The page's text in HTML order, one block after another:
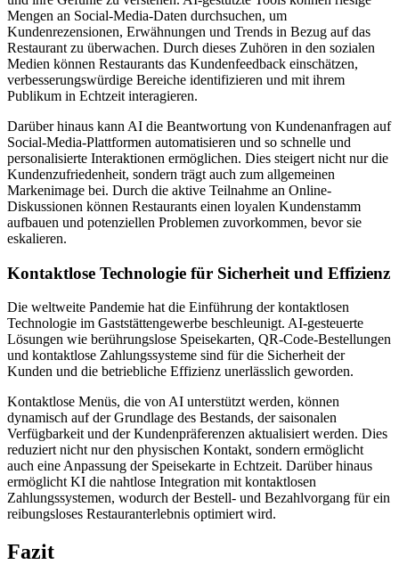
Mengen an Social-Media-Daten durchsuchen, um
Kundenrezensionen, Erwähnungen und Trends in Bezug auf das
Restaurant zu überwachen. Durch dieses Zuhören in den sozialen
Medien können Restaurants das Kundenfeedback einschätzen,
verbesserungswürdige Bereiche identifizieren und mit ihrem
Publikum in Echtzeit interagieren.
Darüber hinaus kann AI die Beantwortung von Kundenanfragen auf
Social-Media-Plattformen automatisieren und so schnelle und
personalisierte Interaktionen ermöglichen. Dies steigert nicht nur die
Kundenzufriedenheit, sondern trägt auch zum allgemeinen
Markenimage bei. Durch die aktive Teilnahme an Online-
Diskussionen können Restaurants einen loyalen Kundenstamm
aufbauen und potenziellen Problemen zuvorkommen, bevor sie
eskalieren.
Kontaktlose Technologie für Sicherheit und Effizienz
Die weltweite Pandemie hat die Einführung der kontaktlosen
Technologie im Gaststättengewerbe beschleunigt. AI-gesteuerte
Lösungen wie berührungslose Speisekarten, QR-Code-Bestellungen
und kontaktlose Zahlungssysteme sind für die Sicherheit der
Kunden und die betriebliche Effizienz unerlässlich geworden.
Kontaktlose Menüs, die von AI unterstützt werden, können
dynamisch auf der Grundlage des Bestands, der saisonalen
Verfügbarkeit und der Kundenpräferenzen aktualisiert werden. Dies
reduziert nicht nur den physischen Kontakt, sondern ermöglicht
auch eine Anpassung der Speisekarte in Echtzeit. Darüber hinaus
ermöglicht KI die nahtlose Integration mit kontaktlosen
Zahlungssystemen, wodurch der Bestell- und Bezahlvorgang für ein
reibungsloses Restauranterlebnis optimiert wird.
Fazit